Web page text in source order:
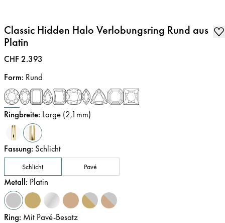
Classic Hidden Halo Verlobungsring Rund aus
Platin
Preis
CHF 2.393
Form: Rund
Ringbreite: Large (2,1mm)
Fassung: Schlicht
Schlicht Pavé
Metall: Platin
Ring: Mit Pavé-Besatz